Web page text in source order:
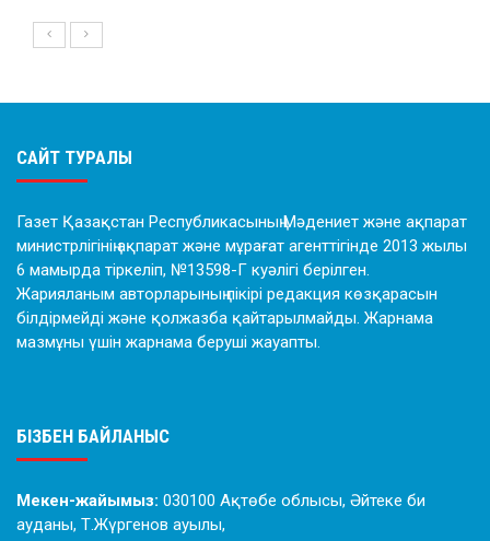
САЙТ ТУРАЛЫ
Газет Қазақстан Республикасының Мәдениет және ақпарат
министрлігінің ақпарат және мұрағат агенттігінде 2013 жылы
6 мамырда тіркеліп, №13598-Г куәлігі берілген.
Жарияланым авторларының пікірі редакция көзқарасын
білдірмейді және қолжазба қайтарылмайды. Жарнама
мазмұны үшін жарнама беруші жауапты.
БІЗБЕН БАЙЛАНЫС
Мекен-жайымыз: 030100 Ақтөбе облысы, Әйтеке би
ауданы, Т.Жүргенов ауылы,